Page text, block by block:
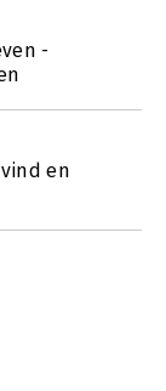
-
en